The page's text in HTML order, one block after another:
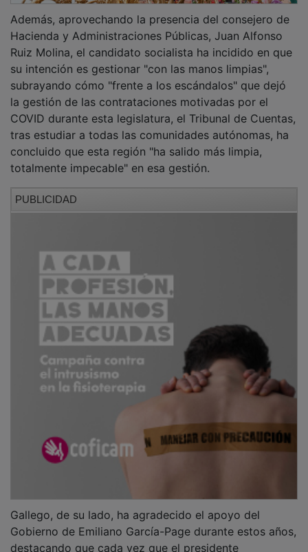
Hacienda y Administraciones Públicas, Juan Alfonso
Ruiz Molina, el candidato socialista ha incidido en que
su intención es gestionar "con las manos limpias",
subrayando cómo "frente a los escándalos" que dejó
la gestión de las contrataciones motivadas por el
COVID durante esta legislatura, el Tribunal de Cuentas,
tras estudiar a todas las comunidades autónomas, ha
concluido que esta región "ha salido más limpia,
totalmente impecable" en esa gestión.
Gobierno de Emiliano García-Page durante estos años,
destacando que cada vez que el presidente